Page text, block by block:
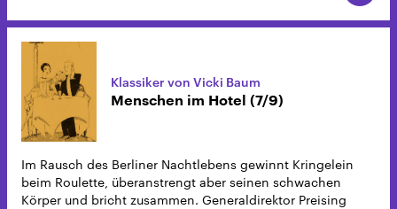
Klassiker von Vicki Baum
Menschen im Hotel (7/9)
Im Rausch des Berliner Nachtlebens gewinnt Kringelein
beim Roulette, überanstrengt aber seinen schwachen
Körper und bricht zusammen. Generaldirektor Preising